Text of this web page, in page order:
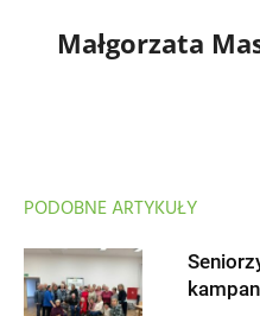
Małgorzata
PODOBNE ARTYKUŁY